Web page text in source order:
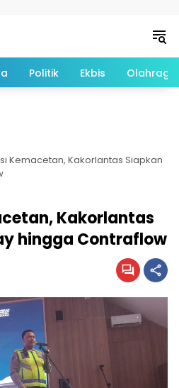
Politik Ekbis Olahraga
Kemacetan, Kakorlantas Siapkan
Kakorlantas
hingga Contraflow